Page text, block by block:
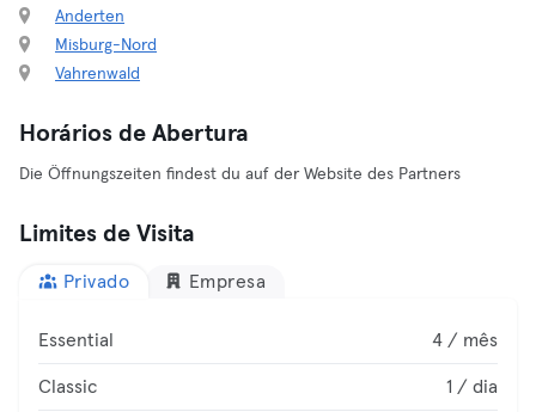
Anderten
Misburg-Nord
Vahrenwald
Horários de Abertura
Die Öffnungszeiten findest du auf der Website des Partners
Limites de Visita
Privado Empresa
Essential 4 / mês
Classic 1 / dia